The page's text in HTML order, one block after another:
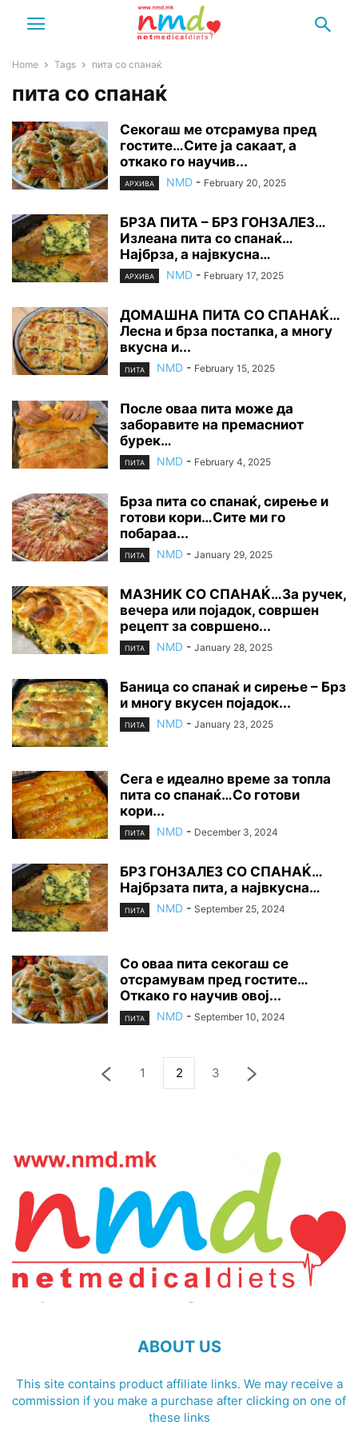
Home Tags пита со спанаќ
пита со спанаќ
Секогаш ме отсрамува пред
гостите…Сите ја сакаат, а
откако го научив...
АРХИВА NMD - February 20, 2025
БРЗА ПИТА – БРЗ ГОНЗАЛЕЗ…
Излеана пита со спанаќ…
Најбрза, а највкусна…
АРХИВА NMD - February 17, 2025
ДОМАШНА ПИТА СО СПАНАЌ…
Лесна и брза постапка, а многу
вкусна и...
ПИТА NMD - February 15, 2025
После оваа пита може да
заборавите на премасниот
бурек…
ПИТА NMD - February 4, 2025
Брза пита со спанаќ, сирење и
готови кори…Сите ми го
побараа...
ПИТА NMD - January 29, 2025
МАЗНИК СО СПАНАЌ…За ручек,
вечера или појадок, совршен
рецепт за совршено...
ПИТА NMD - January 28, 2025
Баница со спанаќ и сирење – Брз
и многу вкусен појадок...
ПИТА NMD - January 23, 2025
Сега е идеално време за топла
пита со спанаќ…Со готови
кори...
ПИТА NMD - December 3, 2024
БРЗ ГОНЗАЛЕЗ СО СПАНАЌ…
Најбрзата пита, а највкусна…
ПИТА NMD - September 25, 2024
Со оваа пита секогаш се
отсрамувам пред гостите…
Откако го научив овој...
ПИТА NMD - September 10, 2024
1 2 3
ABOUT US
This site contains product affiliate links. We may receive a
commission if you make a purchase after clicking on one of
these links